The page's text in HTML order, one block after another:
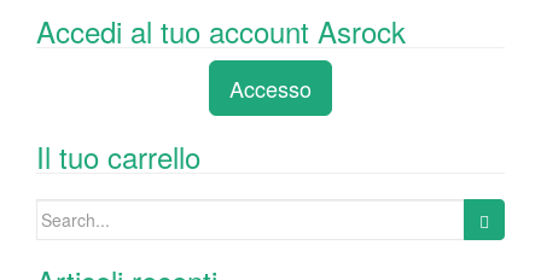
c
o
o
k
tt k
n
er
e
st
m
bl
r
d
di
t
n
Accedi al tuo account Asrock
Accesso
Il tuo carrello
Search